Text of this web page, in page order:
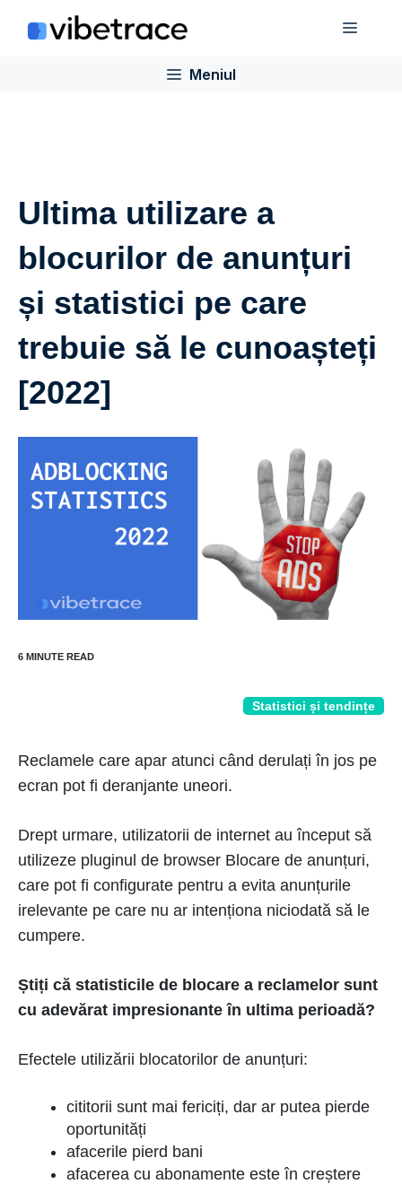
Meniul
Ultima utilizare a
blocurilor de anunțuri
și statistici pe care
trebuie să le cunoașteți
[2022]
Statistici și tendințe
Reclamele care apar atunci când derulați în jos pe
ecran pot fi deranjante uneori.
Drept urmare, utilizatorii de internet au început să
utilizeze pluginul de browser Blocare de anunțuri,
care pot fi configurate pentru a evita anunțurile
irelevante pe care nu ar intenționa niciodată să le
cumpere.
Știți că statisticile de blocare a reclamelor sunt
cu adevărat impresionante în ultima perioadă?
Efectele utilizării blocatorilor de anunțuri:
cititorii sunt mai fericiți, dar ar putea pierde
oportunități
afacerile pierd bani
afacerea cu abonamente este în creștere